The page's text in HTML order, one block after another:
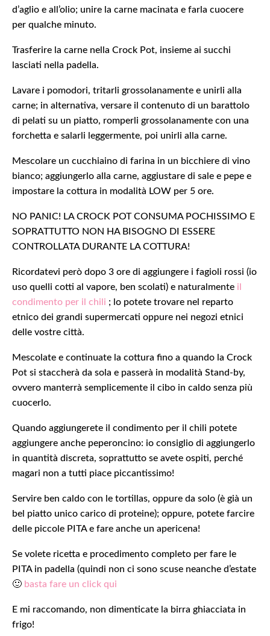
d’aglio e all’olio; unire la carne macinata e farla cuocere
per qualche minuto.
Trasferire la carne nella Crock Pot, insieme ai succhi
lasciati nella padella.
Lavare i pomodori, tritarli grossolanamente e unirli alla
carne; in alternativa, versare il contenuto di un barattolo
di pelati su un piatto, romperli grossolanamente con una
forchetta e salarli leggermente, poi unirli alla carne.
Mescolare un cucchiaino di farina in un bicchiere di vino
bianco; aggiungerlo alla carne, aggiustare di sale e pepe e
impostare la cottura in modalità LOW per 5 ore.
NO PANIC! LA CROCK POT CONSUMA POCHISSIMO E
SOPRATTUTTO NON HA BISOGNO DI ESSERE
CONTROLLATA DURANTE LA COTTURA!
Ricordatevi però dopo 3 ore di aggiungere i fagioli rossi (io
uso quelli cotti al vapore, ben scolati) e naturalmente il
condimento per il chili ; lo potete trovare nel reparto
etnico dei grandi supermercati oppure nei negozi etnici
delle vostre città.
Mescolate e continuate la cottura fino a quando la Crock
Pot si staccherà da sola e passerà in modalità Stand-by,
ovvero manterrà semplicemente il cibo in caldo senza più
cuocerlo.
Quando aggiungerete il condimento per il chili potete
aggiungere anche peperoncino: io consiglio di aggiungerlo
in quantità discreta, soprattutto se avete ospiti, perché
magari non a tutti piace piccantissimo!
Servire ben caldo con le tortillas, oppure da solo (è già un
bel piatto unico carico di proteine); oppure, potete farcire
delle piccole PITA e fare anche un apericena!
Se volete ricetta e procedimento completo per fare le
PITA in padella (quindi non ci sono scuse neanche d’estate
🙂 basta fare un click qui
E mi raccomando, non dimenticate la birra ghiacciata in
frigo!